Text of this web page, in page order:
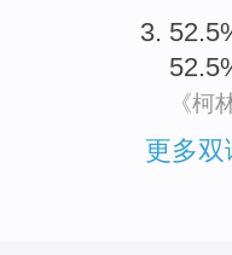
《柯
更多双